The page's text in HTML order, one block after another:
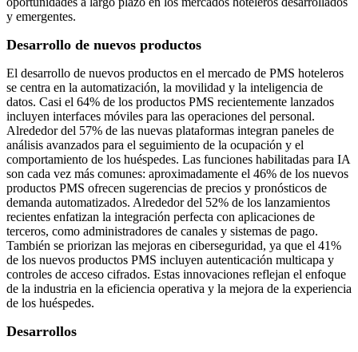
y emergentes.
Desarrollo de nuevos productos
El desarrollo de nuevos productos en el mercado de PMS hoteleros
se centra en la automatización, la movilidad y la inteligencia de
datos. Casi el 64% de los productos PMS recientemente lanzados
incluyen interfaces móviles para las operaciones del personal.
Alrededor del 57% de las nuevas plataformas integran paneles de
análisis avanzados para el seguimiento de la ocupación y el
comportamiento de los huéspedes. Las funciones habilitadas para IA
son cada vez más comunes: aproximadamente el 46% de los nuevos
productos PMS ofrecen sugerencias de precios y pronósticos de
demanda automatizados. Alrededor del 52% de los lanzamientos
recientes enfatizan la integración perfecta con aplicaciones de
terceros, como administradores de canales y sistemas de pago.
También se priorizan las mejoras en ciberseguridad, ya que el 41%
de los nuevos productos PMS incluyen autenticación multicapa y
controles de acceso cifrados. Estas innovaciones reflejan el enfoque
de la industria en la eficiencia operativa y la mejora de la experiencia
de los huéspedes.
Desarrollos